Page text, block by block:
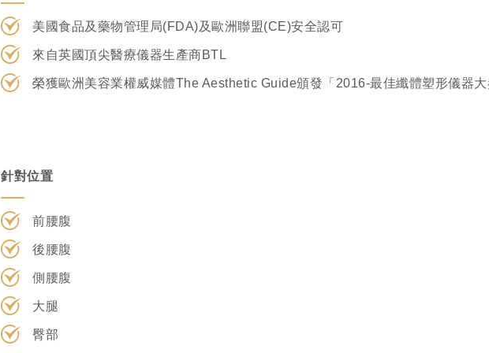
美國食品及藥物管理局(FDA)及歐洲聯盟(CE)安全認可
來自英國頂尖醫療儀器生產商BTL
榮獲歐洲美容業權威媒體The Aesthetic Guide頒發「2016-最佳纖體塑形儀器
針對位置
前腰腹
後腰腹
側腰腹
大腿
臀部